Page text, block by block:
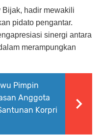
Bijak, hadir mewakili
pidato pengantar.
sinergi antara
merampungkan
Pimpin
Anggota
Korpri